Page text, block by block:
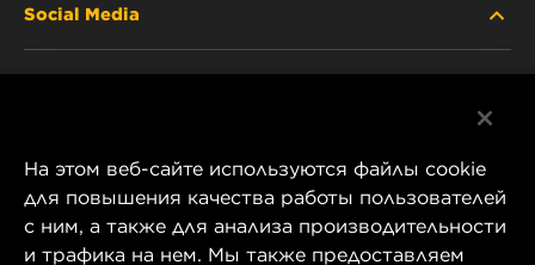
CAREER
COMPANY STORE
Social Media
Instagram
YouTube
На этом веб-сайте используются файлы cookie
для повышения качества работы пользователей
с ним, а также для анализа производительности
и трафика на нем. Мы также предоставляем